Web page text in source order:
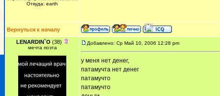
Откуда: earth
Вернуться к началу
LENARDIN`O (38)
мечта поэта
Добавлено: Ср Май 10, 2006 12:28 pm
у меня нет денег,
патамучта нет денег
патамучто
патамучто